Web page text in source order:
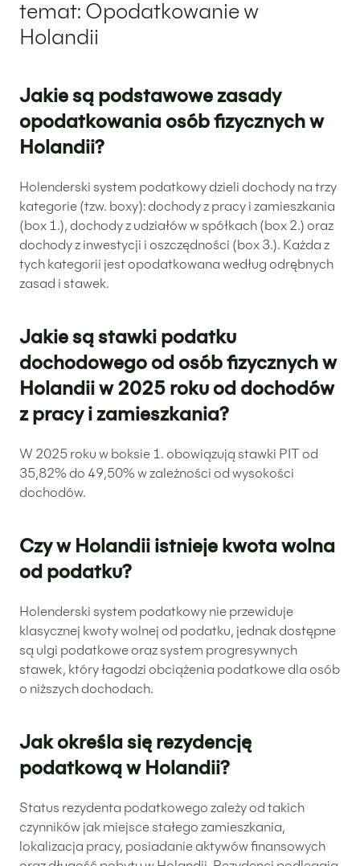
temat: Opodatkowanie w
Holandii
Jakie są podstawowe zasady
opodatkowania osób fizycznych w
Holandii?
Holenderski system podatkowy dzieli dochody na trzy
kategorie (tzw. boxy): dochody z pracy i zamieszkania
(box 1.), dochody z udziałów w spółkach (box 2.) oraz
dochody z inwestycji i oszczędności (box 3.). Każda z
tych kategorii jest opodatkowana według odrębnych
zasad i stawek.
Jakie są stawki podatku
dochodowego od osób fizycznych w
Holandii w 2025 roku od dochodów
z pracy i zamieszkania?
W 2025 roku w boksie 1. obowiązują stawki PIT od
35,82% do 49,50% w zależności od wysokości
dochodów.
Czy w Holandii istnieje kwota wolna
od podatku?
Holenderski system podatkowy nie przewiduje
klasycznej kwoty wolnej od podatku, jednak dostępne
są ulgi podatkowe oraz system progresywnych
stawek, który łagodzi obciążenia podatkowe dla osób
o niższych dochodach.
Jak określa się rezydencję
podatkową w Holandii?
Status rezydenta podatkowego zależy od takich
czynników jak miejsce stałego zamieszkania,
lokalizacja pracy, posiadanie aktywów finansowych